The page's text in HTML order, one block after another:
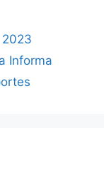
Informa